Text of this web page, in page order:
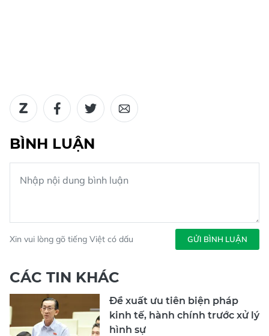
BÌNH LUẬN
Xin vui lòng gõ tiếng Việt có dấu GỬI BÌNH LUẬN
CÁC TIN KHÁC
Đề xuất ưu tiên biện pháp
kinh tế, hành chính trước xử lý
hình sự